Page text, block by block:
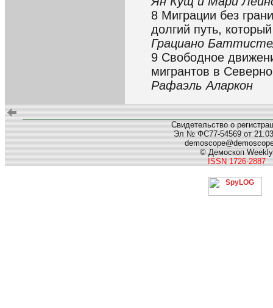
8 Миграции без
долгий путь,
Грациано
9 Свободное
мигрантов в
Рафаэль Аларкон
Свидетельство о
Эл № ФС77-54569 от
© Демоскоп Weekly
ISSN 1726-2887